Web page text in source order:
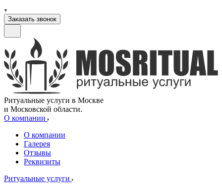
Заказать звонок
Ритуальные услуги в Москве
и Московской области.
О компании
О компании
Галерея
Отзывы
Реквизиты
Ритуальные услуги